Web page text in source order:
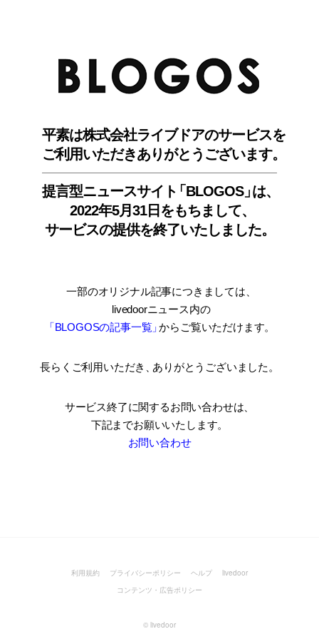
平素は株式会社ライブドアのサービスを
ご利用いただきありがとうございます。
提言型ニュースサイ ト「BLOGOS」は、
2022年5月31日をもちまして、
サービスの提供を終了いたしました。
一部のオリジナル記事につきましては
livedoorニュース内の
「BLOGOSの記事一覧」からご覧いただけます。
長らくご利用いただき ありがとうございました。
サービス終了に関するお問い合わせは、
下記までお願いいたします。
お問い合わせ
利用規約 プライバシーポリシー ヘルプ
livedoor
コンテンツ・広告ポリシー
© livedoor